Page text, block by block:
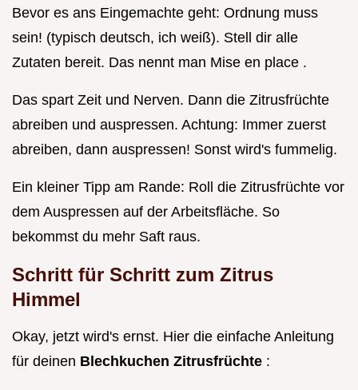
Bevor es ans Eingemachte geht: Ordnung muss
sein! (typisch deutsch, ich weiß). Stell dir alle
Zutaten bereit. Das nennt man Mise en place .
Das spart Zeit und Nerven. Dann die Zitrusfrüchte
abreiben und auspressen. Achtung: Immer zuerst
abreiben, dann auspressen! Sonst wird's fummelig.
Ein kleiner Tipp am Rande: Roll die Zitrusfrüchte vor
dem Auspressen auf der Arbeitsfläche. So
bekommst du mehr Saft raus.
Schritt für Schritt zum Zitrus
Himmel
Okay, jetzt wird's ernst. Hier die einfache Anleitung
für deinen Blechkuchen Zitrusfrüchte :